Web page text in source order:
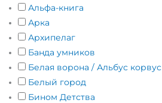
Альфа-книга
Арка
Архипелаг
Банда умников
Белая ворона / Альбус корвус
Белый город
Бином Детства